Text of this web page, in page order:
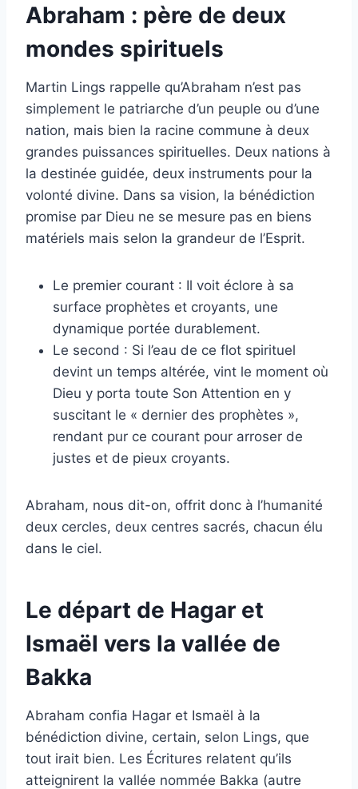
Abraham : père de deux
mondes spirituels
Martin Lings rappelle qu’Abraham n’est pas
simplement le patriarche d’un peuple ou d’une
nation, mais bien la racine commune à deux
grandes puissances spirituelles. Deux nations à
la destinée guidée, deux instruments pour la
volonté divine. Dans sa vision, la bénédiction
promise par Dieu ne se mesure pas en biens
matériels mais selon la grandeur de l’Esprit.
Le premier courant : Il voit éclore à sa
surface prophètes et croyants, une
dynamique portée durablement.
Le second : Si l’eau de ce flot spirituel
devint un temps altérée, vint le moment où
Dieu y porta toute Son Attention en y
suscitant le « dernier des prophètes »,
rendant pur ce courant pour arroser de
justes et de pieux croyants.
Abraham, nous dit-on, offrit donc à l’humanité
deux cercles, deux centres sacrés, chacun élu
dans le ciel.
Le départ de Hagar et
Ismaël vers la vallée de
Bakka
Abraham confia Hagar et Ismaël à la
bénédiction divine, certain, selon Lings, que
tout irait bien. Les Écritures relatent qu’ils
atteignirent la vallée nommée Bakka (autre